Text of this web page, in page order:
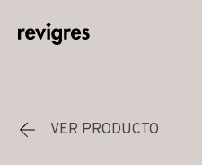
Saltar al contenido principal
VER PRODUCTO